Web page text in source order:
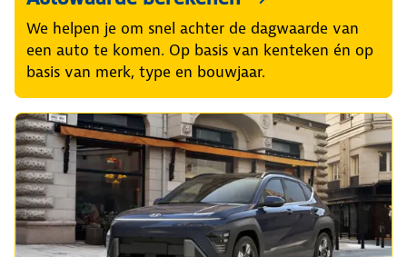
We helpen je om snel achter de dagwaarde van
een auto te komen. Op basis van kenteken én op
basis van merk, type en bouwjaar.